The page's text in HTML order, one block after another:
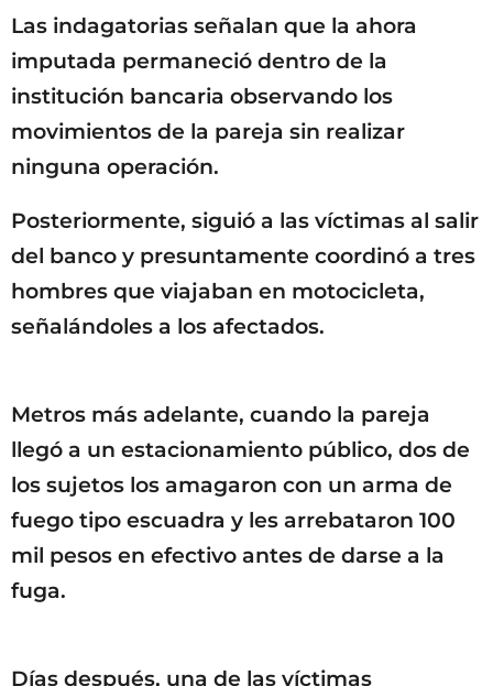
Las indagatorias señalan que la ahora
imputada permaneció dentro de la
institución bancaria observando los
movimientos de la pareja sin realizar
ninguna operación.
Posteriormente, siguió a las víctimas al salir
del banco y presuntamente coordinó a tres
hombres que viajaban en motocicleta,
señalándoles a los afectados.
Metros más adelante, cuando la pareja
llegó a un estacionamiento público, dos de
los sujetos los amagaron con un arma de
fuego tipo escuadra y les arrebataron 100
mil pesos en efectivo antes de darse a la
fuga.
Días después, una de las víctimas